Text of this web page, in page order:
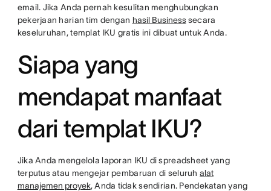
email. Jika Anda pernah kesulitan menghubungkan
pekerjaan harian tim dengan hasil Businesssecara
keseluruhan, templat IKU gratis ini dibuat untuk Anda.
Siapa yang
mendapat manfaat
dari templat IKU?
Jika Anda mengelola laporan IKU di spreadsheet yang
terputus atau mengejar pembaruan di seluruh alat
manajemen proyek, Anda tidak sendirian. Pendekatan yang